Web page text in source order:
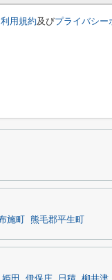
利用規約及びプライバシー
施町 熊毛郡平生町